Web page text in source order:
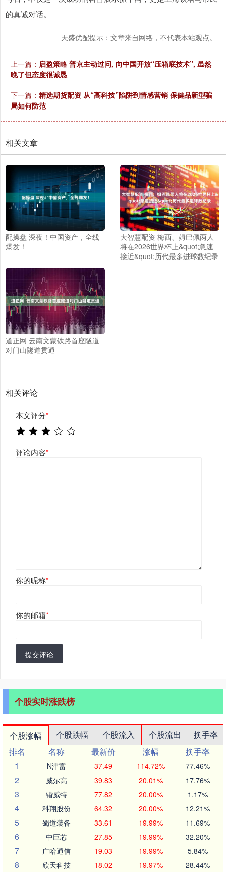
的真诚对话。
天盛优配提示：文章来自网络，不代表本站观点。
上一篇： 启盈策略 普京主动过问, 向中国开放“压箱底技术”, 虽然
晚了但态度很诚恳
下一篇： 精选期货配资 从“高科技”陷阱到情感营销 保健品新型骗
局如何防范
相关文章
配操盘 深夜！中国资产，全线
爆发！
大智慧配资 梅西、姆巴佩两人
将在2026世界杯上&quot;急速
接近&quot;历代最多进球数纪录
道正网 云南文蒙铁路首座隧道
对门山隧道贯通
相关评论
本文评分*
评论内容*
你的昵称*
你的邮箱*
提交评论
个股实时涨跌榜
个股涨幅 个股跌幅 个股流入 个股流出
换手率
排名
名称 最新价 涨幅
换手率
1
N津富 37.49 114.72% 77.46%
2 威尔高 39.83 20.01% 17.76%
3 锴威特 77.82 20.00% 1.17%
4 科翔股份 64.32 20.00% 12.21%
5 蜀道装备 33.61 19.99% 11.69%
6 中巨芯 27.85 19.99% 32.20%
7 广哈通信 19.03 19.99% 5.84%
8 欣天科技 18.02 19.97% 28.44%